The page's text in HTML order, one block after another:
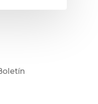
Noticias